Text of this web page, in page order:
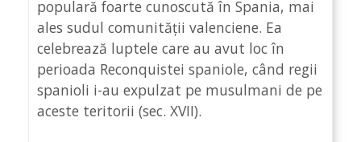
populară foarte cunoscută în Spania, mai
ales sudul comunității valenciene. Ea
celebrează luptele care au avut loc în
perioada Reconquistei spaniole, când regii
spanioli i-au expulzat pe musulmani de pe
aceste teritorii (sec. XVII).